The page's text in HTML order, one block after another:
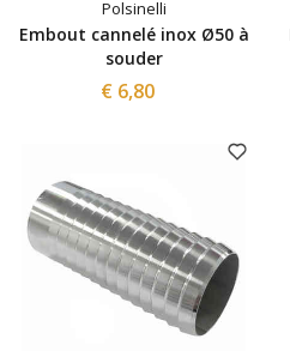
Polsinelli
Embout cannelé inox Ø50 à
souder
€ 6,80